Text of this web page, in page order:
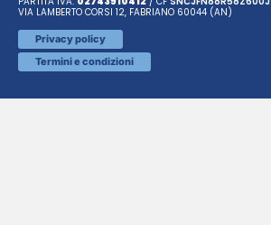
VIA LAMBERTO CORSI 12, FABRIANO 60044 (AN)
Privacy policy
Termini e condizioni